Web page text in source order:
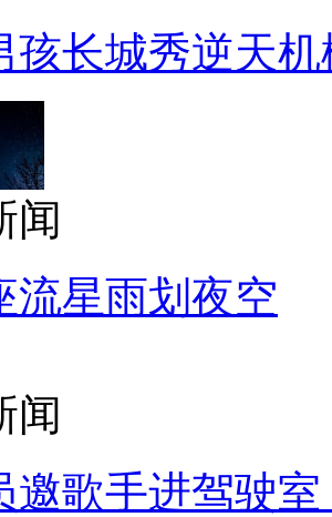
孩长城秀逆天机
闻
流星雨划夜空
闻
邀歌手进驾驶